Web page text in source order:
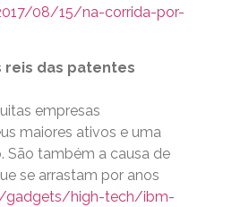
08/15/na-corrida-por-
reis das patentes
empresas
maiores ativos e uma
São também a causa de
se arrastam por anos
gadgets/high-tech/ibm-